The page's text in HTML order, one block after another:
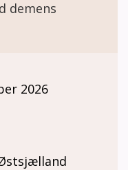
fællesskab? Så
lige noget for
og demens i
ven eller
på hinanden.
demens
2026